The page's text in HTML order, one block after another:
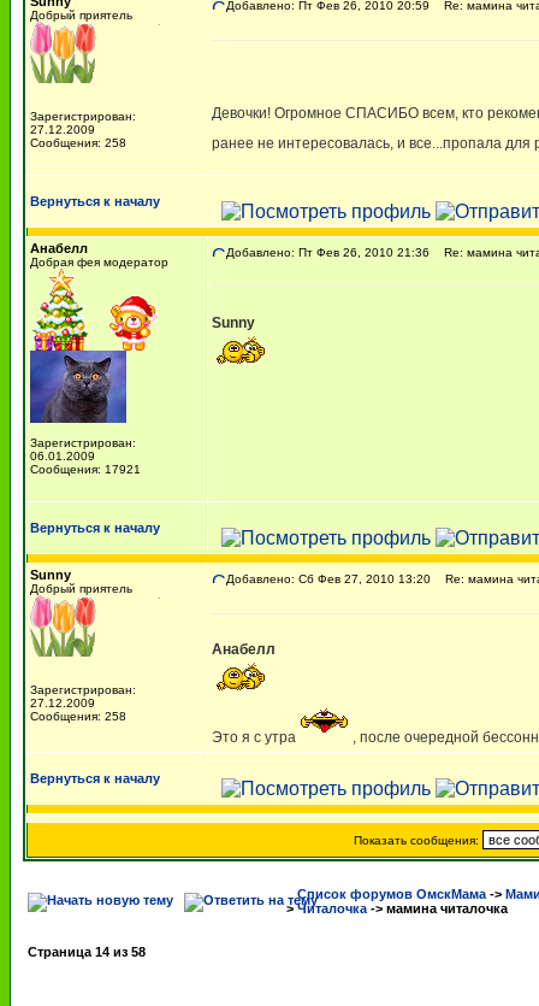
Добрый приятель
Зарегистрирован:
27.12.2009
Сообщения: 258
Добавлено: Пт Фев 26, 2010 20:59 Re: мамина
Девочки! Огромное СПАСИБО всем, кто
ранее не интересовалась, и все...пропала для
Вернуться к началу
Анабелл
Добрая фея модератор
Зарегистрирован:
06.01.2009
Сообщения: 17921
Добавлено: Пт Фев 26, 2010 21:36 Re: мамина
Sunny
Вернуться к началу
Sunny
Добрый приятель
Зарегистрирован:
27.12.2009
Сообщения: 258
Добавлено: Сб Фев 27, 2010 13:20 Re: мамина
Анабелл
Это я с утра , после очередной
Вернуться к началу
Показать сообщения:
Список форумов ОмскМама ->
>Читалочка -> мамина читалочка
Страница 14 из 58